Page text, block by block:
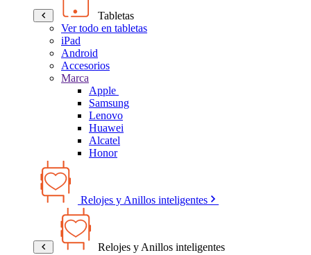
Tabletas
Ver todo en tabletas
iPad
Android
Accesorios
Marca
Apple
Samsung
Lenovo
Huawei
Alcatel
Honor
Relojes y Anillos inteligentes
Relojes y Anillos inteligentes